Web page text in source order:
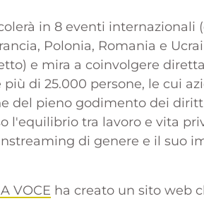
in 8 eventi internazionali
Polonia, Romania e
e mira a coinvolgere
di 25.000 persone, le cui
del pieno godimento dei
l'equilibrio tra lavoro e vita
di genere e il suo
VOCE ha creato un sito web